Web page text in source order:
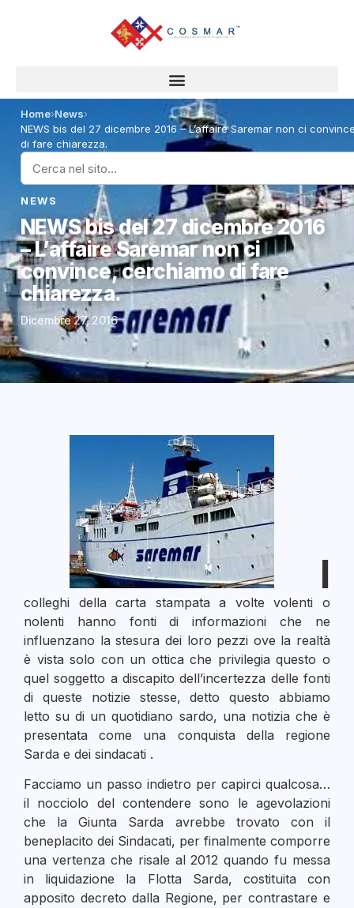
Home›News›
NEWS bis del 27 dicembre 2016 – L’affaire Saremar non ci
di fare chiarezza.
NEWS
NEWS bis del 27 dicembre 2016
– L’affaire Saremar non ci
convince, cerchiamo di fare
chiarezza.
Dicembre 27, 2016
I
colleghi della carta stampata a volte volenti o
nolenti hanno fonti di informazioni che ne
influenzano la stesura dei loro pezzi ove la realtà
è vista solo con un ottica che privilegia questo o
quel soggetto a discapito dell’incertezza delle fonti
di queste notizie stesse, detto questo abbiamo
letto su di un quotidiano sardo, una notizia che è
presentata come una conquista della regione
Sarda e dei sindacati .
Facciamo un passo indietro per capirci qualcosa…
il nocciolo del contendere sono le agevolazioni
che la Giunta Sarda avrebbe trovato con il
beneplacito dei Sindacati, per finalmente comporre
una vertenza che risale al 2012 quando fu messa
in liquidazione la Flotta Sarda, costituita con
apposito decreto dalla Regione, per contrastare e